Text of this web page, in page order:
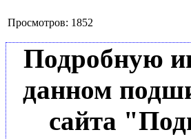
Просмотров: 1852
Подробную
данном
сайта